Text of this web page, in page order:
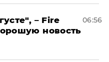
– Fire
новость
06:56